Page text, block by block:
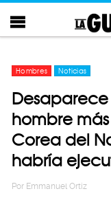
Hombres Noticias
hombre
Corea del
habría
Por Emmanuel Ortiz